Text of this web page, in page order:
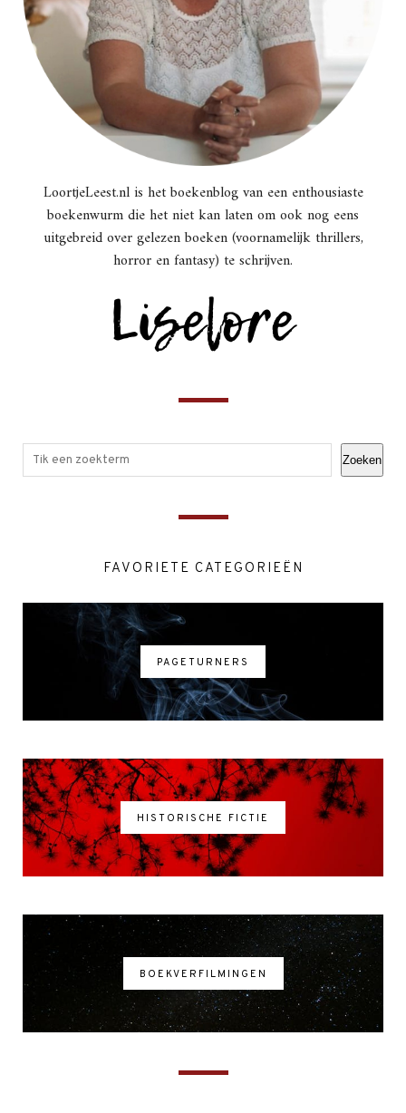
LoortjeLeest.nl is het boekenblog van een enthousiaste
boekenwurm die het niet kan laten om ook nog eens
uitgebreid over gelezen boeken (voornamelijk thrillers,
horror en fantasy) te schrijven.
Zoeken
FAVORIETE CATEGORIEËN
PAGETURNERS
HISTORISCHE FICTIE
BOEKVERFILMINGEN